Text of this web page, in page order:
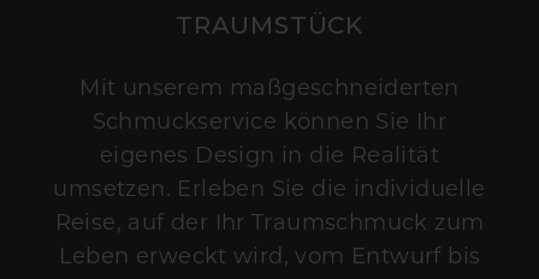
TRAUMSTÜCK
Mit unserem maßgeschneiderten
Schmuckservice können Sie Ihr
eigenes Design in die Realität
umsetzen. Erleben Sie die individuelle
Reise, auf der Ihr Traumschmuck zum
Leben erweckt wird, vom Entwurf bis